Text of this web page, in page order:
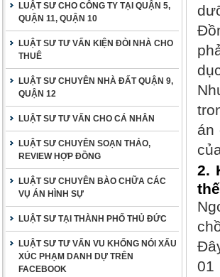
LUẬT SƯ CHO CÔNG TY TẠI QUẬN 5,
QUẬN 11, QUẬN 10
LUẬT SƯ TƯ VẤN KIỆN ĐÒI NHÀ CHO
THUÊ
LUẬT SƯ CHUYÊN NHÀ ĐẤT QUẬN 9,
QUẬN 12
LUẬT SƯ TƯ VẤN CHO CÁ NHÂN
LUẬT SƯ CHUYÊN SOẠN THẢO,
REVIEW HỢP ĐỒNG
LUẬT SƯ CHUYÊN BÀO CHỮA CÁC
VỤ ÁN HÌNH SỰ
LUẬT SƯ TẠI THÀNH PHỐ THỦ ĐỨC
LUẬT SƯ TƯ VẤN VU KHỐNG NÓI XẤU
XÚC PHẠM DANH DỰ TRÊN
FACEBOOK
án
2.
01